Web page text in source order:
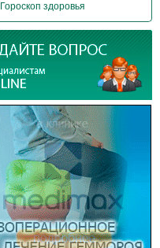
Гороскоп здоровья